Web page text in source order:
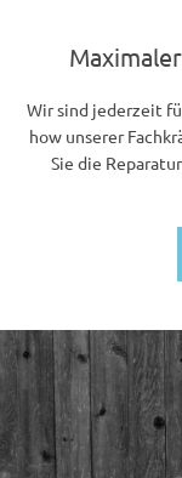
Wir sind jederzeit
how unserer
Sie die